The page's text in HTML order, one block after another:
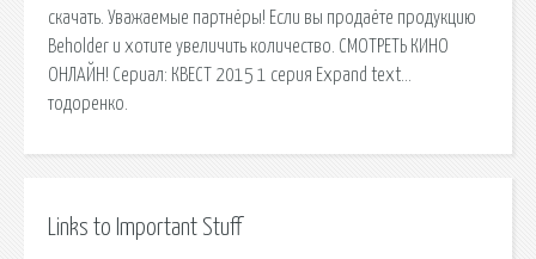
скачать. Уважаемые партнёры! Если вы продаёте продукцию
Beholder и хотите увеличить количество. СМОТРЕТЬ КИНО
ОНЛАЙН! Сериал: КВЕСТ 2015 1 серия Expand text…
тодоренко.
Links to Important Stuff